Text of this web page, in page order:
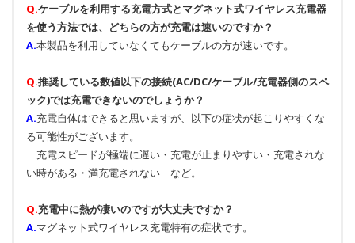
Q.ケーブルを利用する充電方式とマグネット式ワイヤレス充電器
を使う方法では、どちらの方が充電は速いのですか？
A.本製品を利用していなくてもケーブルの方が速いです。
Q.推奨している数値以下の接続(AC/DC/ケーブル/充電器側のスペ
ック)では充電できないのでしょうか？
A.充電自体はできると思いますが、以下の症状が起こりやすくな
る可能性がございます。
充電スピードが極端に遅い・充電が止まりやすい・充電されな
い時がある・満充電されない など。
Q.充電中に熱が凄いのですが大丈夫ですか？
A.マグネット式ワイヤレス充電特有の症状です。